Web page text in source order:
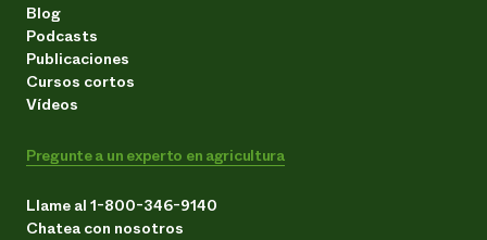
Blog
Podcasts
Publicaciones
Cursos cortos
Vídeos
Pregunte a un experto en agricultura
Llame al 1-800-346-9140
Chatea con nosotros